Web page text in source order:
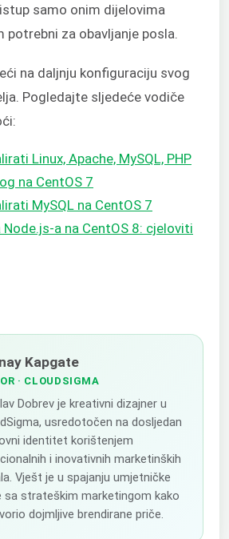
samo onim dijelovima
potrebni za obavljanje posla.
na daljnju konfiguraciju svog
Pogledajte sljedeće vodiče
Linux, Apache, MySQL, PHP
na CentOS 7
MySQL na CentOS 7
a na CentOS 8: cjeloviti
Kapgate
· CLOUDSIGMA
Dobrev je kreativni dizajner u
usredotočen na dosljedan
identitet korištenjem
i inovativnih marketinških
Vješt je u spajanju umjetničke
sa strateškim marketingom kako
dojmljive brendirane priče.